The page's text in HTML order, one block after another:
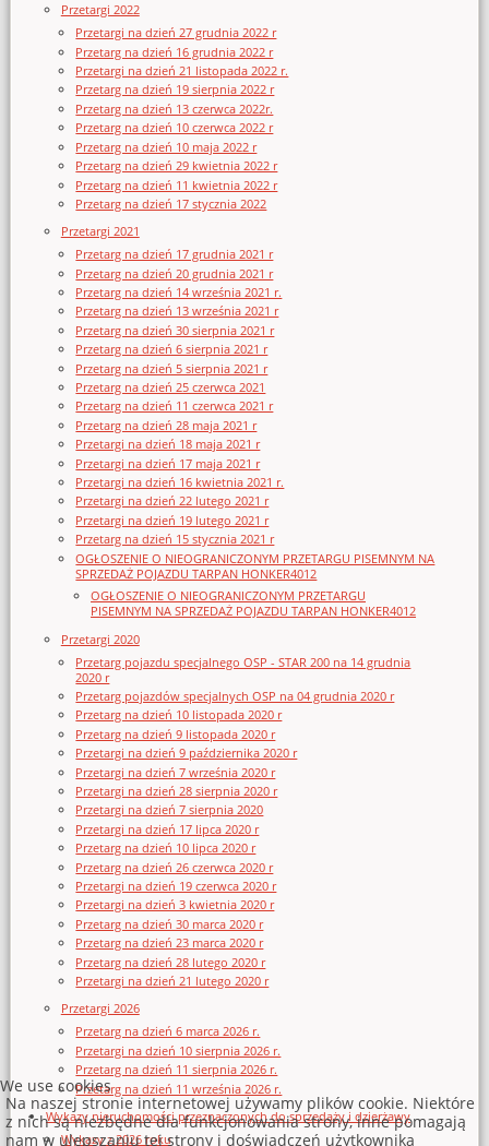
Przetargi 2022
Przetargi na dzień 27 grudnia 2022 r
Przetarg na dzień 16 grudnia 2022 r
Przetargi na dzień 21 listopada 2022 r.
Przetarg na dzień 19 sierpnia 2022 r
Przetarg na dzień 13 czerwca 2022r.
Przetarg na dzień 10 czerwca 2022 r
Przetarg na dzień 10 maja 2022 r
Przetarg na dzień 29 kwietnia 2022 r
Przetarg na dzień 11 kwietnia 2022 r
Przetarg na dzień 17 stycznia 2022
Przetargi 2021
Przetarg na dzień 17 grudnia 2021 r
Przetarg na dzień 20 grudnia 2021 r
Przetarg na dzień 14 września 2021 r.
Przetarg na dzień 13 września 2021 r
Przetarg na dzień 30 sierpnia 2021 r
Przetarg na dzień 6 sierpnia 2021 r
Przetarg na dzień 5 sierpnia 2021 r
Przetarg na dzień 25 czerwca 2021
Przetarg na dzień 11 czerwca 2021 r
Przetarg na dzień 28 maja 2021 r
Przetargi na dzień 18 maja 2021 r
Przetargi na dzień 17 maja 2021 r
Przetargi na dzień 16 kwietnia 2021 r.
Przetargi na dzień 22 lutego 2021 r
Przetargi na dzień 19 lutego 2021 r
Przetarg na dzień 15 stycznia 2021 r
OGŁOSZENIE O NIEOGRANICZONYM PRZETARGU PISEMNYM NA
SPRZEDAŻ POJAZDU TARPAN HONKER4012
OGŁOSZENIE O NIEOGRANICZONYM PRZETARGU
PISEMNYM NA SPRZEDAŻ POJAZDU TARPAN HONKER4012
Przetargi 2020
Przetarg pojazdu specjalnego OSP - STAR 200 na 14 grudnia
2020 r
Przetarg pojazdów specjalnych OSP na 04 grudnia 2020 r
Przetarg na dzień 10 listopada 2020 r
Przetarg na dzień 9 listopada 2020 r
Przetargi na dzień 9 października 2020 r
Przetargi na dzień 7 września 2020 r
Przetargi na dzień 28 sierpnia 2020 r
Przetargi na dzień 7 sierpnia 2020
Przetargi na dzień 17 lipca 2020 r
Przetarg na dzień 10 lipca 2020 r
Przetarg na dzień 26 czerwca 2020 r
Przetargi na dzień 19 czerwca 2020 r
Przetargi na dzień 3 kwietnia 2020 r
Przetarg na dzień 30 marca 2020 r
Przetarg na dzień 23 marca 2020 r
Przetarg na dzień 28 lutego 2020 r
Przetargi na dzień 21 lutego 2020 r
Przetargi 2026
Przetarg na dzień 6 marca 2026 r.
Przetargi na dzień 10 sierpnia 2026 r.
Przetarg na dzień 11 sierpnia 2026 r.
Przetarg na dzień 11 września 2026 r.
Wykazy nieruchomości przeznaczonych do sprzedaży i dzierżawy
Wykazy z 2026 roku
We use cookies
Na naszej stronie internetowej używamy plików cookie. Niektóre
z nich są niezbędne dla funkcjonowania strony, inne pomagają
nam w ulepszaniu tej strony i doświadczeń użytkownika